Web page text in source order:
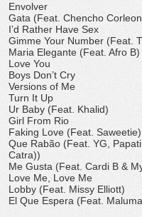
Envolver
Gata (Feat. Chencho
I’d Rather Have Sex
Gimme Your Number (Feat.
Maria Elegante (Feat. Afro B)
Love You
Boys Don’t Cry
Versions of Me
Turn It Up
Ur Baby (Feat. Khalid)
Girl From Rio
Faking Love (Feat.
Que Rabão (Feat. YG,
Catra))
Me Gusta (Feat. Cardi B &
Love Me, Love Me
Lobby (Feat. Missy Elliott)
El Que Espera (Feat.